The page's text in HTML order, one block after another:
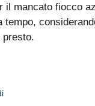
il mancato fiocco
presto.